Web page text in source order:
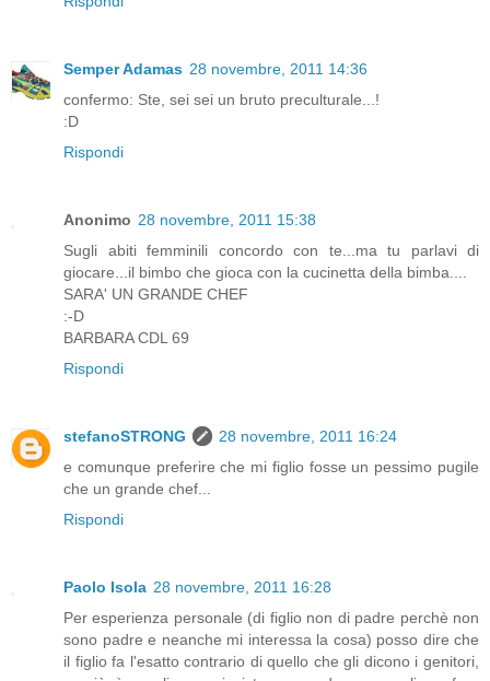
Semper Adamas 28 novembre, 2011 14:36
confermo: Ste, sei sei un bruto preculturale...!
:D
Rispondi
Anonimo 28 novembre, 2011 15:38
Sugli abiti femminili concordo con te...ma tu parlavi di
giocare...il bimbo che gioca con la cucinetta della bimba....
SARA' UN GRANDE CHEF
:-D
BARBARA CDL 69
Rispondi
stefanoSTRONG
28 novembre, 2011 16:24
e comunque preferire che mi figlio fosse un pessimo pugile
che un grande chef...
Rispondi
Paolo Isola 28 novembre, 2011 16:28
Per esperienza personale (di figlio non di padre perchè non
sono padre e neanche mi interessa la cosa) posso dire che
il figlio fa l'esatto contrario di quello che gli dicono i genitori,